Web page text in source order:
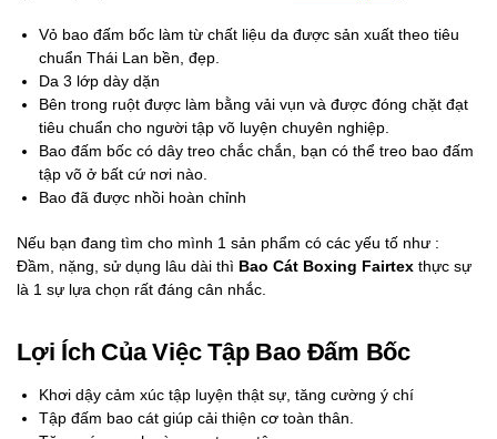
Vỏ bao đấm bốc làm từ chất liệu da được sản xuất theo tiêu
chuẩn Thái Lan bền, đẹp.
Da 3 lớp dày dặn
Bên trong ruột được làm bằng vải vụn và được đóng chặt đạt
tiêu chuẩn cho người tập võ luyện chuyên nghiệp.
Bao đấm bốc có dây treo chắc chắn, bạn có thể treo bao đấm
tập võ ở bất cứ nơi nào.
Bao đã được nhồi hoàn chỉnh
Nếu bạn đang tìm cho mình 1 sản phẩm có các yếu tố như :
Đầm, nặng, sử dụng lâu dài thì Bao Cát Boxing Fairtex thực sự
là 1 sự lựa chọn rất đáng cân nhắc.
Lợi Ích Của Việc Tập Bao Đấm Bốc
Khơi dậy cảm xúc tập luyện thật sự, tăng cường ý chí
Tập đấm bao cát giúp cải thiện cơ toàn thân.